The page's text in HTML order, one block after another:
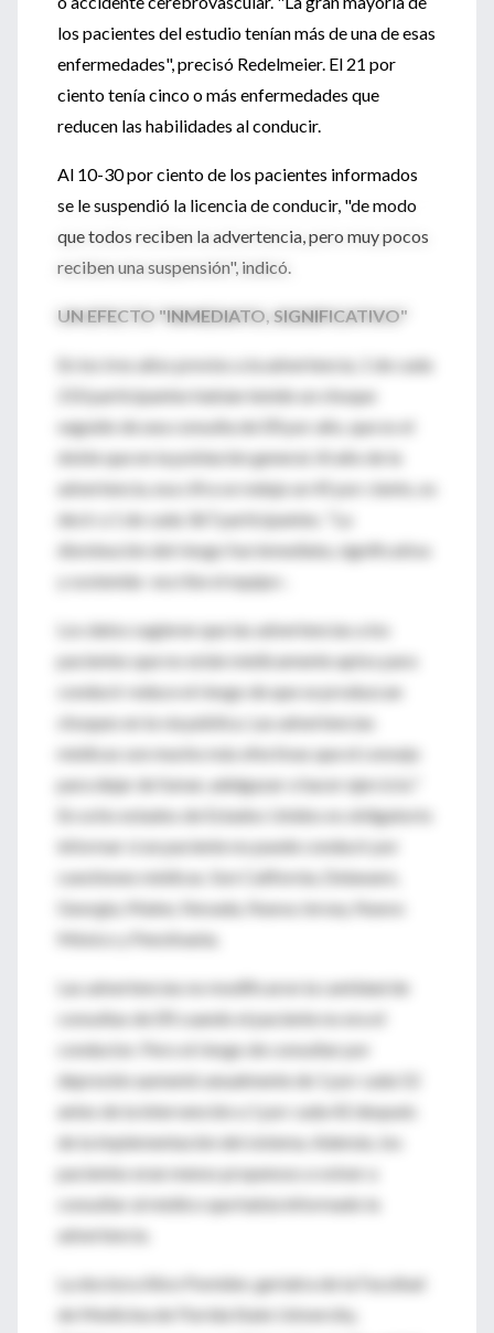
los pacientes del estudio tenían más de una de esas
enfermedades", precisó Redelmeier. El 21 por
ciento tenía cinco o más enfermedades que
reducen las habilidades al conducir.
Al 10-30 por ciento de los pacientes informados
se le suspendió la licencia de conducir, "de modo
que todos reciben la advertencia, pero muy pocos
reciben una suspensión", indicó.
UN EFECTO "INMEDIATO, SIGNIFICATIVO"
En los tres años previos a la advertencia, 1 de cada
210 participantes habían tenido un choque
seguido de una consulta de ER por año, que es el
doble que en la población general. Al año de la
advertencia, esa cifra se redujo un 45 por ciento, es
decir a 1 de cada 367 participantes. "La
disminución del riesgo fue inmediata, significativa
y sostenida -escribe el equipo-.
Los datos sugieren que las advertencias a los
pacientes que no están médicamente aptos para
conducir reduce el riesgo de que se produzcan
choques en la vía pública. Las advertencias
médicas son mucho más efectivas que el consejo
para dejar de fumar, adelgazar o hacer ejercicio."
En ocho estados de Estados Unidos es obligatorio
informar si un paciente no puede conducir por
cuestiones médicas. Son California, Delaware,
Georgia, Maine, Nevada, Nueva Jersey, Nuevo
México y Pensilvania.
Las advertencias no modificaron la cantidad de
consultas de ER cuando el paciente no era el
conductor. Pero el riesgo de consultar por
depresión aumentó anualmente de 1 por cada 52
antes de la intervención a 1 por cada 42 después
de la implementación del sistema. Además, los
pacientes eran menos propensos a volver a
consultar al médico que había informado la
advertencia.
La doctora Alice Pomidor, geriatra de la Facultad
de Medicina de Florida State University,